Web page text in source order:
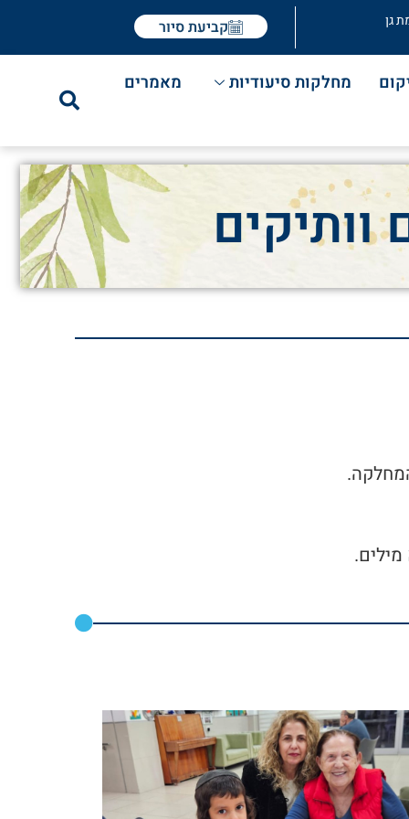
גן קביעת סיור
מחלקות סיעודיות מאמרים
וותיקים